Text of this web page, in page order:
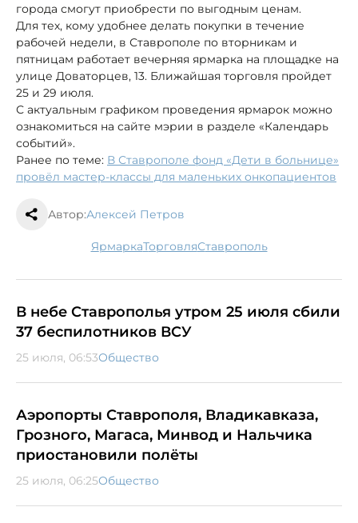
города смогут приобрести по выгодным ценам.
Для тех, кому удобнее делать покупки в течение
рабочей недели, в Ставрополе по вторникам и
пятницам работает вечерняя ярмарка на площадке на
улице Доваторцев, 13. Ближайшая торговля пройдет
25 и 29 июля.
С актуальным графиком проведения ярмарок можно
ознакомиться на сайте мэрии в разделе «Календарь
событий».
Ранее по теме: В Ставрополе фонд «Дети в больнице»
провёл мастер-классы для маленьких онкопациентов
Автор:Алексей Петров
ярмарка торговля Ставрополь
В небе Ставрополья утром 25 июля сбили
37 беспилотников ВСУ
25 июля, 06:53Общество
Аэропорты Ставрополя, Владикавказа,
Грозного, Магаса, Минвод и Нальчика
приостановили полёты
25 июля, 06:25Общество